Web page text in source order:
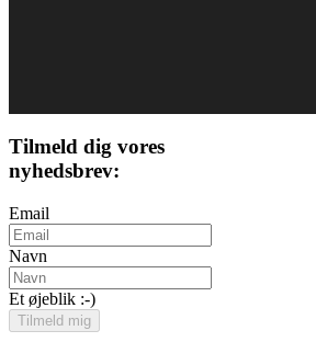
Tilmeld dig vores
nyhedsbrev:
Email
Navn
Et øjeblik :-)
Tilmeld mig